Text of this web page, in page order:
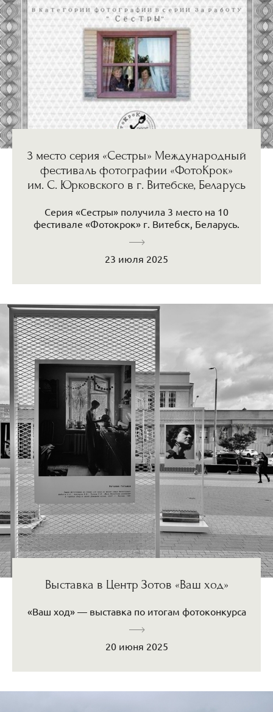
3 место серия «Сестры» Международный
фестиваль фотографии «ФотоКрок»
им. С. Юрковского в г. Витебске, Беларусь
Серия «Сестры» получила 3 место на 10
фестивале «Фотокрок» г. Витебск, Беларусь.
23 июля 2025
Выставка в Центр Зотов «Ваш ход»
«Ваш ход» — выставка по итогам фотоконкурса
20 июня 2025